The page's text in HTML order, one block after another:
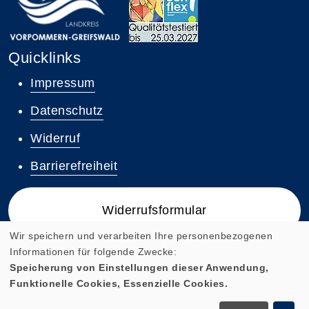
Quicklinks
Impressum
Datenschutz
Widerruf
Barrierefreiheit
Widerrufsformular
Cookie Einstellungen
Wir speichern und verarbeiten Ihre personenbezogenen
Informationen für folgende Zwecke:
Speicherung von Einstellungen dieser Anwendung,
Funktionelle Cookies, Essenzielle Cookies.